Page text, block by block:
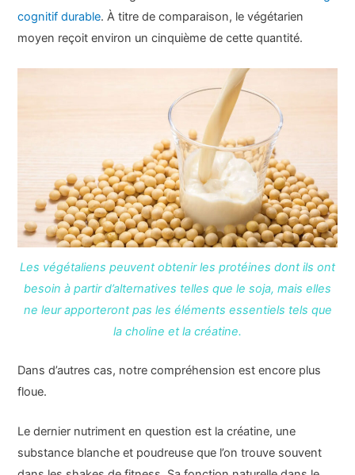
cognitif durable. À titre de comparaison, le végétarien
moyen reçoit environ un cinquième de cette quantité.
Les végétaliens peuvent obtenir les protéines dont ils ont
besoin à partir d’alternatives telles que le soja, mais elles
ne leur apporteront pas les éléments essentiels tels que
la choline et la créatine.
Dans d’autres cas, notre compréhension est encore plus
floue.
Le dernier nutriment en question est la créatine, une
substance blanche et poudreuse que l’on trouve souvent